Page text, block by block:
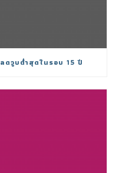
ดวูบต่ำสุดในรอบ 15 ปี